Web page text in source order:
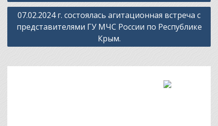
07.02.2024 г. состоялась агитационная встреча с
представителями ГУ МЧС России по Республике
Крым.